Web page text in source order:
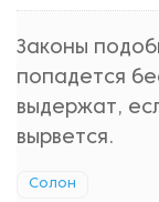
Законы
попадется
выдержат,
вырвется.
Солон